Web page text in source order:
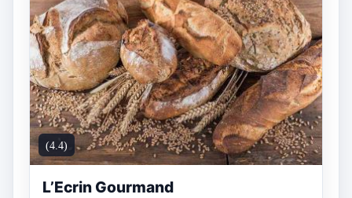
(4.4)
L’Ecrin Gourmand